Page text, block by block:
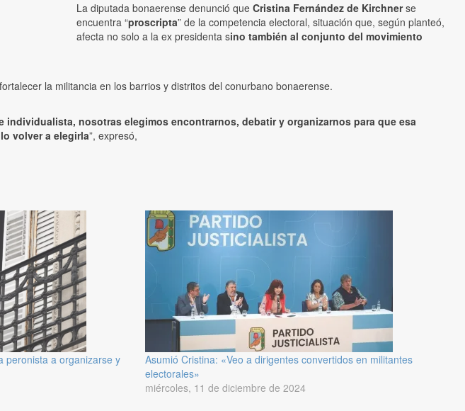
La diputada bonaerense denunció que Cristina Fernández de Kirchnerse
encuentra “proscripta” de la competencia electoral, situación que, según planteó,
afecta no solo a la ex presidenta sino también al conjunto del movimiento
la militancia en los barrios y distritos del conurbano bonaerense.
individualista, nosotras elegimos encontrarnos, debatir y organizarnos para que esa
volver a elegirla”, expresó,
peronista a organizarse y
Asumió Cristina: «Veo a dirigentes convertidos en militantes
electorales»
miércoles, 11 de diciembre de 2024